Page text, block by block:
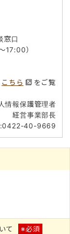
窓口
）
こちら
をご覧
情報保護管理者
経営事業部長
40-9669
て ※必須